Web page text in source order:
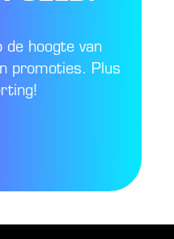
de hoogte van
promoties. Plus